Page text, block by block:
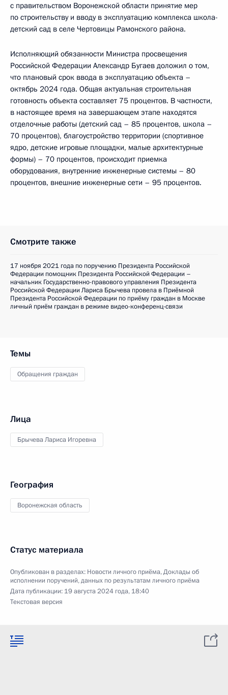
с правительством Воронежской области принятие мер
по строительству и вводу в эксплуатацию комплекса школа-
детский сад в селе Чертовицы Рамонского района.
Исполняющий обязанности Министра просвещения
Российской Федерации Александр Бугаев доложил о том,
что плановый срок ввода в эксплуатацию объекта –
октябрь 2024 года. Общая актуальная строительная
готовность объекта составляет 75 процентов. В частности,
в настоящее время на завершающем этапе находятся
отделочные работы (детский сад – 85 процентов, школа –
70 процентов), благоустройство территории (спортивное
ядро, детские игровые площадки, малые архитектурные
формы) – 70 процентов, происходит приемка
оборудования, внутренние инженерные системы – 80
процентов, внешние инженерные сети – 95 процентов.
Смотрите также
17 ноября 2021 года по поручению Президента Российской
Федерации помощник Президента Российской Федерации –
начальник Государственно-правового управления Президента
Российской Федерации Лариса Брычева провела в Приёмной
Президента Российской Федерации по приёму граждан в Москве
личный приём граждан в режиме видео-конференц-связи
Темы
Обращения граждан
Лица
Брычева Лариса Игоревна
География
Воронежская область
Статус материала
Опубликован в разделах: Новости личного приёма,Доклады об
исполнении поручений, данных по результатам личного приёма
Дата публикации: 19 августа 2024 года, 18:40
Текстовая версия